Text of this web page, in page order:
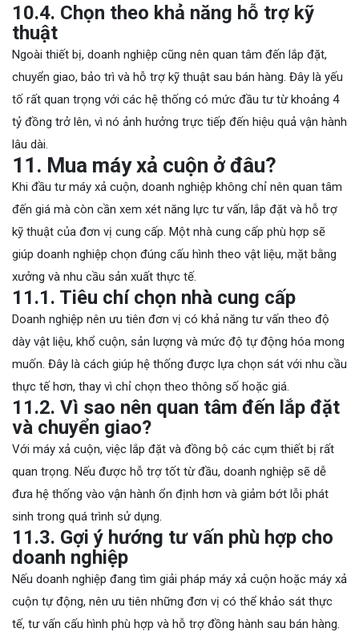
10.4. Chọn theo khả năng hỗ trợ kỹ
thuật
Ngoài thiết bị, doanh nghiệp cũng nên quan tâm đến lắp đặt,
chuyển giao, bảo trì và hỗ trợ kỹ thuật sau bán hàng. Đây là yếu
tố rất quan trọng với các hệ thống có mức đầu tư từ khoảng 4
tỷ đồng trở lên, vì nó ảnh hưởng trực tiếp đến hiệu quả vận hành
lâu dài.
11. Mua máy xả cuộn ở đâu?
Khi đầu tư máy xả cuộn, doanh nghiệp không chỉ nên quan tâm
đến giá mà còn cần xem xét năng lực tư vấn, lắp đặt và hỗ trợ
kỹ thuật của đơn vị cung cấp. Một nhà cung cấp phù hợp sẽ
giúp doanh nghiệp chọn đúng cấu hình theo vật liệu, mặt bằng
xưởng và nhu cầu sản xuất thực tế.
11.1. Tiêu chí chọn nhà cung cấp
Doanh nghiệp nên ưu tiên đơn vị có khả năng tư vấn theo độ
dày vật liệu, khổ cuộn, sản lượng và mức độ tự động hóa mong
muốn. Đây là cách giúp hệ thống được lựa chọn sát với nhu cầu
thực tế hơn, thay vì chỉ chọn theo thông số hoặc giá.
11.2. Vì sao nên quan tâm đến lắp đặt
và chuyển giao?
Với máy xả cuộn, việc lắp đặt và đồng bộ các cụm thiết bị rất
quan trọng. Nếu được hỗ trợ tốt từ đầu, doanh nghiệp sẽ dễ
đưa hệ thống vào vận hành ổn định hơn và giảm bớt lỗi phát
sinh trong quá trình sử dụng.
11.3. Gợi ý hướng tư vấn phù hợp cho
doanh nghiệp
Nếu doanh nghiệp đang tìm giải pháp máy xả cuộn hoặc máy xả
cuộn tự động, nên ưu tiên những đơn vị có thể khảo sát thực
tế, tư vấn cấu hình phù hợp và hỗ trợ đồng hành sau bán hàng.